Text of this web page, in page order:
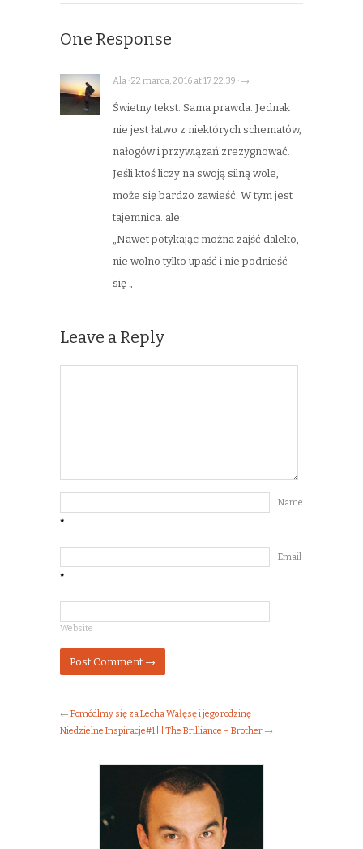
One Response
Ala · 22 marca, 2016 at 17:22:39 · →
Świetny tekst. Sama prawda. Jednak
nie jest łatwo z niektórych schematów,
nałogów i przywiązań zrezygnować.
Jeśli ktoś liczy na swoją silną wole,
może się bardzo zawieść. W tym jest
tajemnica. ale:
„Nawet potykając można zajść daleko,
nie wolno tylko upaść i nie podnieść
się „
Leave a Reply
Name
*
Email
*
Website
← Pomódlmy się za Lecha Wałęsę i jego rodzinę
Niedzielne Inspiracje#1 ||| The Brilliance – Brother →